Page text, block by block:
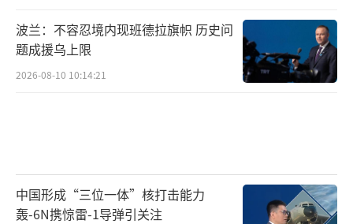
波兰：不容忍境内现班德拉旗帜 历史问
题成援乌上限
2026-08-10 10:14:21
中国形成“三位一体”核打击能力
轰-6N携惊雷-1导弹引关注